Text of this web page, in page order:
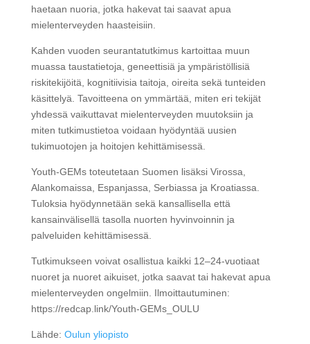
haetaan nuoria, jotka hakevat tai saavat apua
mielenterveyden haasteisiin.
Kahden vuoden seurantatutkimus kartoittaa muun
muassa taustatietoja, geneettisiä ja ympäristöllisiä
riskitekijöitä, kognitiivisia taitoja, oireita sekä tunteiden
käsittelyä. Tavoitteena on ymmärtää, miten eri tekijät
yhdessä vaikuttavat mielenterveyden muutoksiin ja
miten tutkimustietoa voidaan hyödyntää uusien
tukimuotojen ja hoitojen kehittämisessä.
Youth-GEMs toteutetaan Suomen lisäksi Virossa,
Alankomaissa, Espanjassa, Serbiassa ja Kroatiassa.
Tuloksia hyödynnetään sekä kansallisella että
kansainvälisellä tasolla nuorten hyvinvoinnin ja
palveluiden kehittämisessä.
Tutkimukseen voivat osallistua kaikki 12–24-vuotiaat
nuoret ja nuoret aikuiset, jotka saavat tai hakevat apua
mielenterveyden ongelmiin. Ilmoittautuminen:
https://redcap.link/Youth-GEMs_OULU
Lähde: Oulun yliopisto